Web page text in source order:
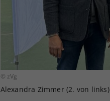
© zVg
Alexandra Zimmer (2. von